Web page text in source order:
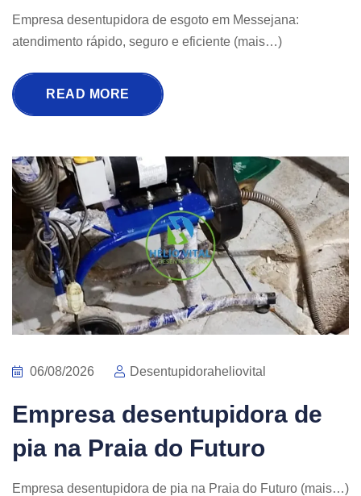
Empresa desentupidora de esgoto em Messejana:
atendimento rápido, seguro e eficiente (mais…)
READ MORE
06/08/2026 Desentupidoraheliovital
Empresa desentupidora de
pia na Praia do Futuro
Empresa desentupidora de pia na Praia do Futuro (mais…)